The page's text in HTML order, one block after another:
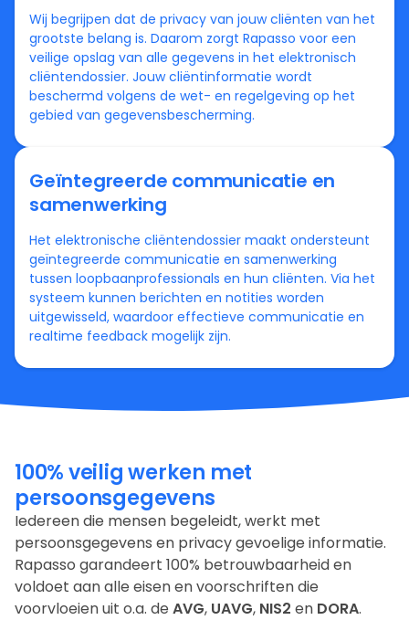
Wij begrijpen dat de privacy van jouw cliënten van het
grootste belang is. Daarom zorgt Rapasso voor een
veilige opslag van alle gegevens in het elektronisch
cliëntendossier. Jouw cliëntinformatie wordt
beschermd volgens de wet- en regelgeving op het
gebied van gegevensbescherming.
Geïntegreerde communicatie en
samenwerking
Het elektronische cliëntendossier maakt ondersteunt
geïntegreerde communicatie en samenwerking
tussen loopbaanprofessionals en hun cliënten. Via het
systeem kunnen berichten en notities worden
uitgewisseld, waardoor effectieve communicatie en
realtime feedback mogelijk zijn.
100% veilig werken met
persoonsgegevens
Iedereen die mensen begeleidt, werkt met
persoonsgegevens en privacy gevoelige informatie.
Rapasso garandeert 100% betrouwbaarheid en
voldoet aan alle eisen en voorschriften die
voorvloeien uit o.a. de AVG, UAVG, NIS2 en DORA.